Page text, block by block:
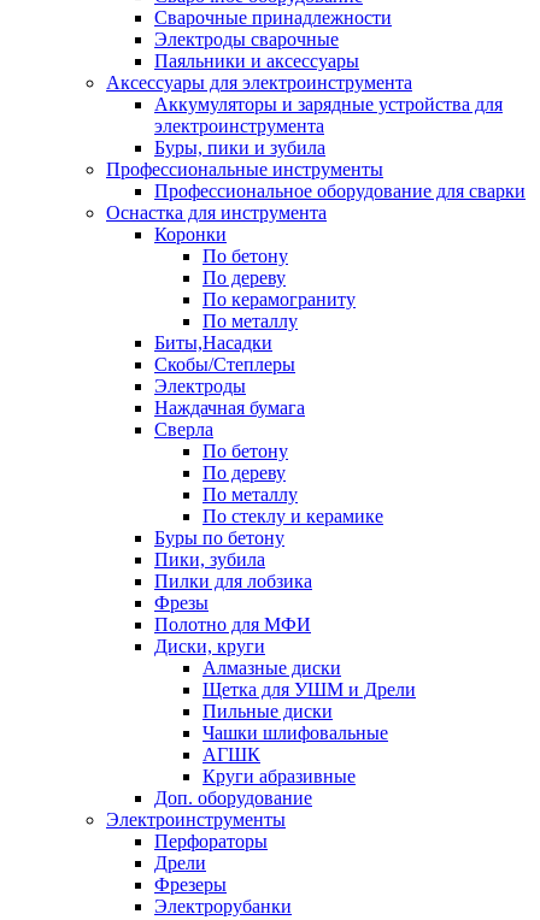
Сварочные принадлежности
Электроды сварочные
Паяльники и аксессуары
Аксессуары для электроинструмента
Аккумуляторы и зарядные устройства для
электроинструмента
Буры, пики и зубила
Профессиональные инструменты
Профессиональное оборудование для сварки
Оснастка для инструмента
Коронки
По бетону
По дереву
По керамограниту
По металлу
Биты,Насадки
Скобы/Степлеры
Электроды
Наждачная бумага
Сверла
По бетону
По дереву
По металлу
По стеклу и керамике
Буры по бетону
Пики, зубила
Пилки для лобзика
Фрезы
Полотно для МФИ
Диски, круги
Алмазные диски
Щетка для УШМ и Дрели
Пильные диски
Чашки шлифовальные
АГШК
Круги абразивные
Доп. оборудование
Электроинструменты
Перфораторы
Дрели
Фрезеры
Электрорубанки